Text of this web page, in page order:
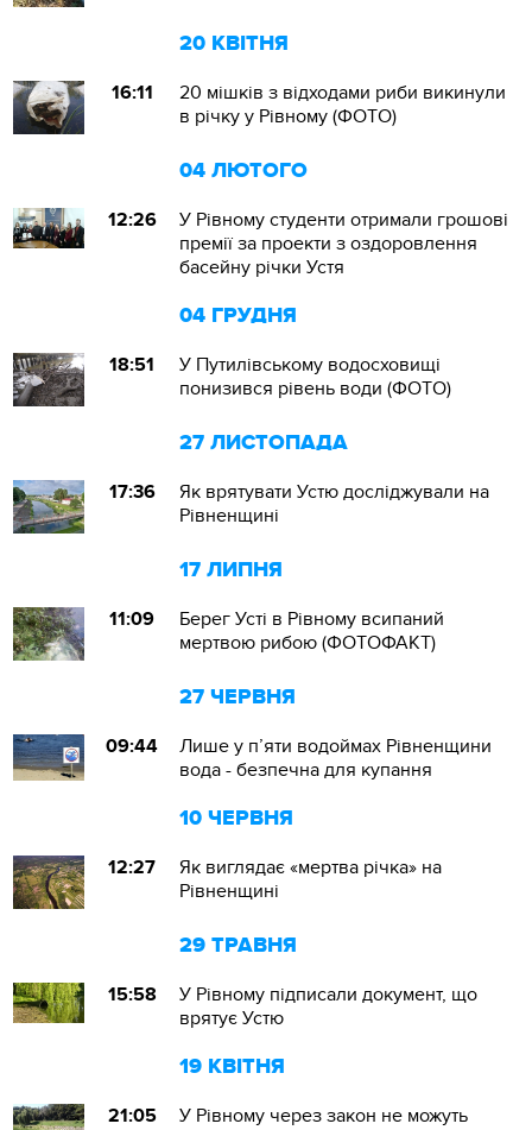
20 КВІТНЯ
16:11
20 мішків з відходами риби викинули
в річку у Рівному (ФОТО)
04 ЛЮТОГО
12:26
У Рівному студенти отримали грошові
премії за проекти з оздоровлення
басейну річки Устя
04 ГРУДНЯ
18:51
У Путилівському водосховищі
понизився рівень води (ФОТО)
27 ЛИСТОПАДА
17:36
Як врятувати Устю досліджували на
Рівненщині
17 ЛИПНЯ
11:09
Берег Усті в Рівному всипаний
мертвою рибою (ФОТОФАКТ)
27 ЧЕРВНЯ
09:44
Лише у п’яти водоймах Рівненщини
вода - безпечна для купання
10 ЧЕРВНЯ
12:27
Як виглядає «мертва річка» на
Рівненщині
29 ТРАВНЯ
15:58
У Рівному підписали документ, що
врятує Устю
19 КВІТНЯ
21:05
У Рівному через закон не можуть